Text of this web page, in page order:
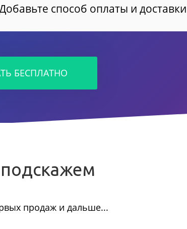
способ оплаты и доставки
БЕСПЛАТНО
продаж и дальше...